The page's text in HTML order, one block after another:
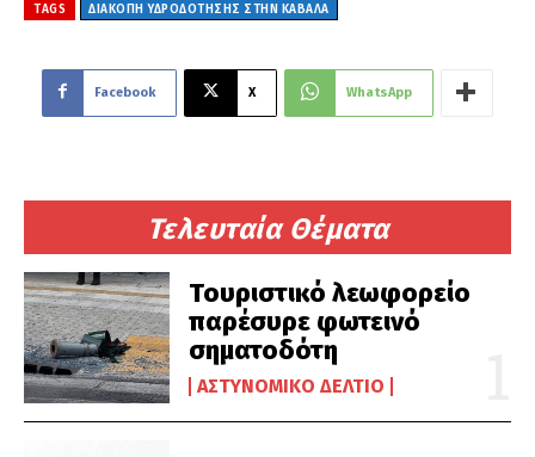
Τελευταία Θέματα
Τουριστικό λεωφορείο
παρέσυρε φωτεινό
σηματοδότη
ΑΣΤΥΝΟΜΙΚΌ ΔΕΛΤΊΟ
TAGS ΔΙΑΚΟΠΉ ΥΔΡΟΔΌΤΗΣΗΣ ΣΤΗΝ ΚΑΒΆΛΑ
Facebook X WhatsApp